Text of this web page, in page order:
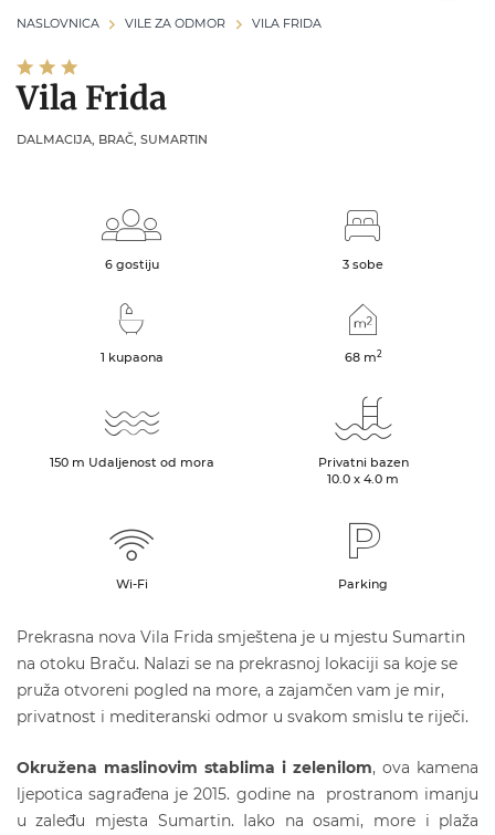
NASLOVNICA VILE ZA ODMOR VILA FRIDA
Vila Frida
DALMACIJA, BRAČ, SUMARTIN
6 gostiju 3 sobe
1 kupaona 68 m2
150 m Udaljenost od mora
Privatni bazen
10.0 x 4.0 m
Wi-Fi Parking
Prekrasna nova Vila Frida smještena je u mjestu Sumartin
na otoku Braču. Nalazi se na prekrasnoj lokaciji sa koje se
pruža otvoreni pogled na more, a zajamčen vam je mir,
privatnost i mediteranski odmor u svakom smislu te riječi.
Okružena maslinovim stablima i zelenilom, ova kamena
ljepotica sagrađena je 2015. godine na prostranom imanju
u zaleđu mjesta Sumartin. Iako na osami, more i plaža